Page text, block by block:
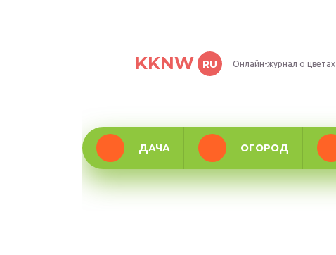
KKNW RU Онлайн-журнал о цветах
ДАЧА ОГОРОД